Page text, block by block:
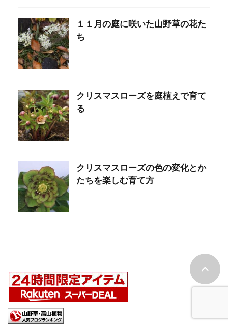
１１月の庭に咲いた山野草の花た
ち
クリスマスローズを庭植えで育て
る
クリスマスローズの色の変化とか
たちを楽しむ育て方